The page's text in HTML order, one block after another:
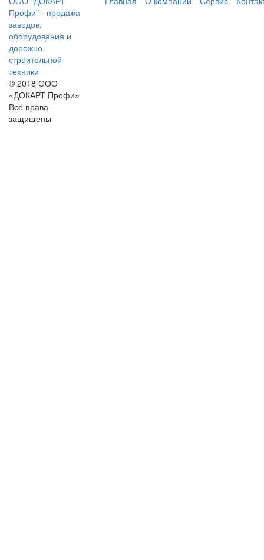
Профи" - продажа
заводов,
оборудования и
дорожно-
строительной
техники
© 2018 ООО
«ДОКАРТ Профи»
Все права
защищены